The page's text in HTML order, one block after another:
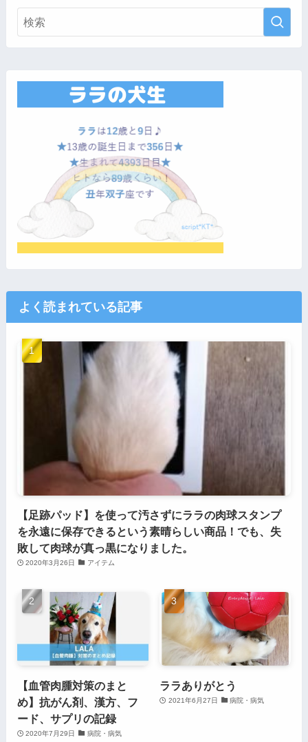
よく読まれている記事
【足跡パッド】を使って汚さずにララの肉球スタンプ
を永遠に保存できるという素晴らしい商品！でも、失
敗して肉球が真っ黒になりました。
2020年3月26日 アイテム
【血管肉腫対策のまと
め】抗がん剤、漢方、フ
ード、サプリの記録
2020年7月29日 病院・病気
ララありがとう
2021年6月27日 病院・病気